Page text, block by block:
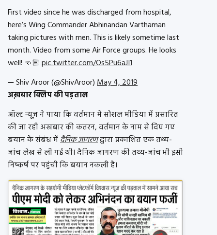
First video since he was discharged from hospital,
here’s Wing Commander Abhinandan Varthaman
taking pictures with men. This is likely sometime last
month. Video from some Air Force groups. He looks
well! 👊🏽 pic.twitter.com/Os5Pu6aJI1
— Shiv Aroor (@ShivAroor)May 4, 2019
अख़बार क्लिप की पड़ताल
ऑल्ट न्यूज़ ने पाया कि वर्तमान में सोशल मीडिया में प्रसारित
की जा रही अखबार की कतरन, वर्तमान के नाम से दिए गए
बयान के संबंध मेंदैनिक जागरणद्वारा प्रकाशित एक तथ्य-
जांच लेख से ली गई थी। दैनिक जागरण की तथ्य-जांच भी इसी
निष्कर्ष पर पहुंची कि बयान नकली है।